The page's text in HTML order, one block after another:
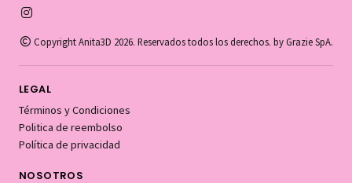
Copyright Anita3D 2026. Reservados todos los derechos. by Grazie SpA.
LEGAL
Términos y Condiciones
Politica de reembolso
Política de privacidad
NOSOTROS